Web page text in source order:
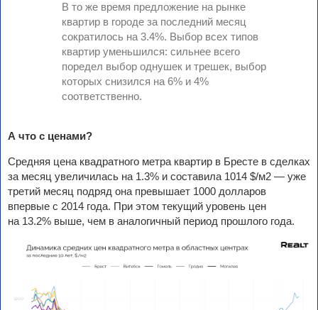
В то же время предложение на рынке
квартир в городе за последний месяц
сократилось на 3.4%. Выбор всех типов
квартир уменьшился: сильнее всего
поредел выбор однушек и трешек, выбор
которых снизился на 6% и 4%
соответственно.
А что с ценами?
Средняя цена квадратного метра квартир в Бресте в сделках
за месяц увеличилась на 1.3% и составила 1014 $/м2 — уже
третий месяц подряд она превышает 1000 долларов
впервые с 2014 года. При этом текущий уровень цен
на 13.2% выше, чем в аналогичный период прошлого года.